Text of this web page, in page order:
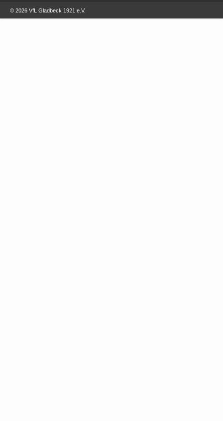
© 2026 VfL Gladbeck 1921 e.V.